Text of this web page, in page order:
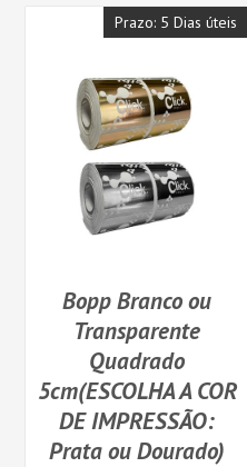
Prazo: 5 Dias úteis
Bopp Branco ou
Transparente
Quadrado
5cm(ESCOLHA A COR
DE IMPRESSÃO:
Prata ou Dourado)